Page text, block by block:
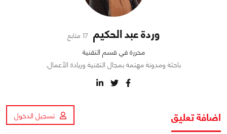
وردة عبد الحكيم 17 متابع
محررة في قسم التقنية
باحثة ومدونة مهتمة بمجال التقنية وريادة الأعمال.
اضافة تعليق تسجيل الدخول